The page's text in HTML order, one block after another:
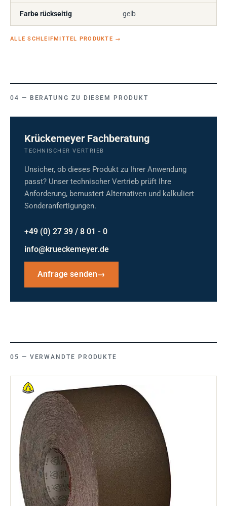
Farbe rückseitig gelb
ALLE SCHLEIFMITTEL PRODUKTE →
BERATUNG ZU DIESEM PRODUKT
Krückemeyer Fachberatung
TECHNISCHER VERTRIEB
Unsicher, ob dieses Produkt zu Ihrer Anwendung
passt? Unser technischer Vertrieb prüft Ihre
Anforderung, bemustert Alternativen und kalkuliert
Sonderanfertigungen.
+49 (0) 27 39 / 8 01 - 0
info@krueckemeyer.de
Anfrage senden→
VERWANDTE PRODUKTE